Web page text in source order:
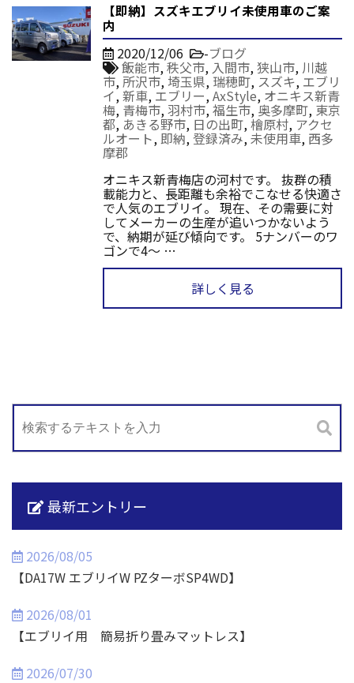
【即納】スズキエブリイ未使用車のご案
内
2020/12/06 -ブログ
飯能市,秩父市, 入間市,狭山市, 川越
市,所沢市, 埼玉県, 瑞穂町, スズキ, エブリ
イ,新車, エブリー,AxStyle, オニキス新青
梅, 青梅市,羽村市,福生市,奥多摩町, 東京
都, あきる野市, 日の出町,檜原村, アクセ
ルオート,即納,登録済み,未使用車, 西多
摩郡
オニキス新青梅店の河村です。 抜群の積
載能力と、長距離も余裕でこなせる快適さ
で人気のエブリイ。 現在、その需要に対
してメーカーの生産が追いつかないよう
で、納期が延び傾向です。 5ナンバーのワ
ゴンで4～ …
詳しく見る
最新エントリー
2026/08/05
【DA17W エブリイW PZターボSP4WD】
2026/08/01
【エブリイ用 簡易折り畳みマットレス】
2026/07/30